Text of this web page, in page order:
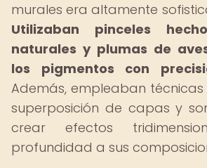
murales era altamente
Utilizaban pinceles
naturales y plumas de
los pigmentos con
Además, empleaban
superposición de capas y
crear efectos
profundidad a sus